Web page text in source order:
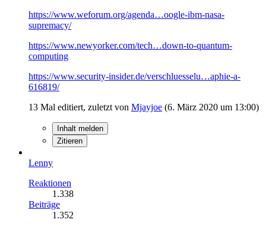
https://www.weforum.org/agenda…oogle-ibm-nasa-
supremacy/
https://www.newyorker.com/tech…down-to-quantum-
computing
https://www.security-insider.de/verschluesselu…aphie-a-
616819/
13 Mal editiert, zuletzt von Mjayjoe (6. März 2020 um 13:00)
Inhalt melden
Zitieren
Lenny
Reaktionen
1.338
Beiträge
1.352